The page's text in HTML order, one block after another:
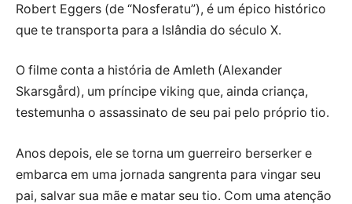
Robert Eggers (de “Nosferatu”), é um épico histórico
que te transporta para a Islândia do século X.
O filme conta a história de Amleth (Alexander
Skarsgård), um príncipe viking que, ainda criança,
testemunha o assassinato de seu pai pelo próprio tio.
Anos depois, ele se torna um guerreiro berserker e
embarca em uma jornada sangrenta para vingar seu
pai, salvar sua mãe e matar seu tio. Com uma atenção